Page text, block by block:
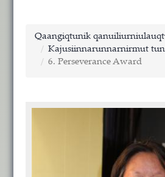
Qaangiqtunik
Kajusiinnarunnarnirmut
6. Perseverance Award